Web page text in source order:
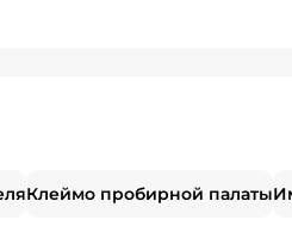
Клеймо пробирной палаты